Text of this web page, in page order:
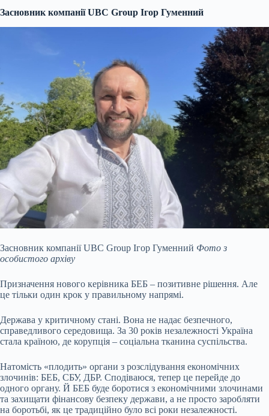
Засновник компанії UBC Group Ігор Гуменний
Засновник компанії UBC Group Ігор Гуменний Фото з
особистого архіву
Призначення нового керівника БЕБ – позитивне рішення. Але
це тільки один крок у правильному напрямі.
Держава у критичному стані. Вона не надає безпечного,
справедливого середовища. За 30 років незалежності Україна
стала країною, де корупція – соціальна тканина суспільства.
Натомість «плодить» органи з розслідування економічних
злочинів: БЕБ, СБУ, ДБР. Сподіваюся, тепер це перейде до
одного органу. Й БЕБ буде боротися з економічними злочинами
та захищати фінансову безпеку держави, а не просто заробляти
на боротьбі, як це традиційно було всі роки незалежності.